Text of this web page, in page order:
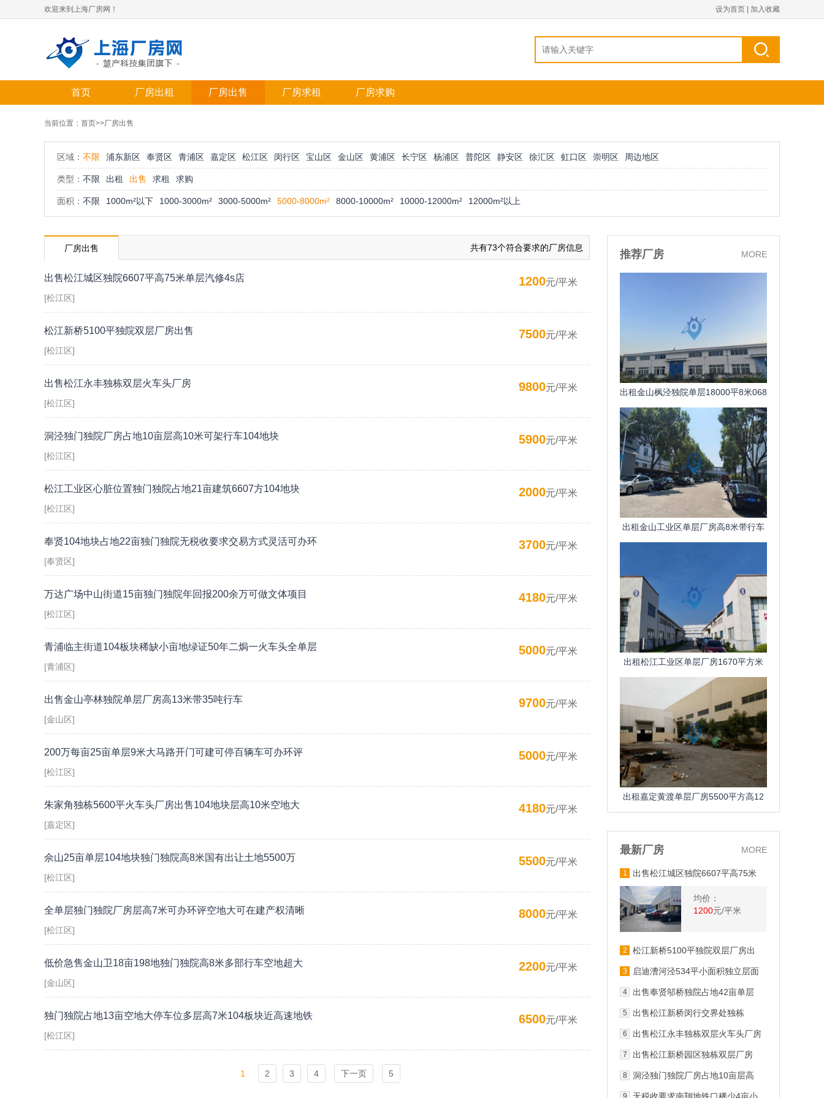
欢迎来到上海厂房网！ 设为首页 加入收藏
首页 厂房出租 厂房出售 厂房求租 厂房求购
当前位置： 首页>>厂房出售
区域： 不限 浦东新区 奉贤区 青浦区 嘉定区 松江区 闵行区 宝山区 金山区 黄浦区 长宁区 杨浦区 普陀区 静安区 徐汇区 虹口区 崇明区 周边地区
类型： 不限 出租 出售 求租 求购
面积： 不限 1000m²以下 1000-3000m² 3000-5000m² 5000-8000m² 8000-10000m² 10000-12000m² 12000m²以上
厂房出售 共有73个符合要求的厂房信息
出售松江城区独院6607平高75米单层汽修4s店
[松江区]
1200元/平米
松江新桥5100平独院双层厂房出售
[松江区]
7500元/平米
出售松江永丰独栋双层火车头厂房
[松江区]
9800元/平米
洞泾独门独院厂房占地10亩层高10米可架行车104地块
[松江区]
5900元/平米
松江工业区心脏位置独门独院占地21亩建筑6607方104地块
[松江区]
2000元/平米
奉贤104地块占地22亩独门独院无税收要求交易方式灵活可办环
[奉贤区]
3700元/平米
万达广场中山街道15亩独门独院年回报200余万可做文体项目
[松江区]
4180元/平米
青浦临主街道104板块稀缺小亩地绿证50年二焗一火车头全单层
[青浦区]
5000元/平米
出售金山亭林独院单层厂房高13米带35吨行车
[金山区]
9700元/平米
200万每亩25亩单层9米大马路开门可建可停百辆车可办环评
[松江区]
5000元/平米
朱家角独栋5600平火车头厂房出售104地块层高10米空地大
[嘉定区]
4180元/平米
佘山25亩单层104地块独门独院高8米国有出让土地5500万
[松江区]
5500元/平米
全单层独门独院厂房层高7米可办环评空地大可在建产权清晰
[松江区]
8000元/平米
低价急售金山卫18亩198地独门独院高8米多部行车空地超大
[金山区]
2200元/平米
独门独院占地13亩空地大停车位多层高7米104板块近高速地铁
[松江区]
6500元/平米
1 2 3 4 下一页 5
推荐厂房 MORE
出租金山枫泾独院单层18000平8米068
元平天
出租金山工业区单层厂房高8米带行车
出租松江工业区单层厂房1670平方米
高6米
出租嘉定黄渡单层厂房5500平方高12
米
最新厂房 MORE
1
出售松江城区独院6607平高75米
均价：
1200元/平米
2
松江新桥5100平独院双层厂房出
3
启迪漕河泾534平小面积独立层面
4
出售奉贤邬桥独院占地42亩单层
5
出售松江新桥闵行交界处独栋
6 出售松江永丰独栋双层火车头厂房
7
出售松江新桥园区独栋双层厂房
8
洞泾独门独院厂房占地10亩层高
9